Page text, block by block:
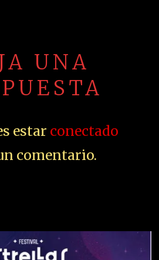
UNA
estar conectado
comentario.